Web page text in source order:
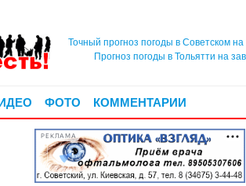
Точный прогноз погоды в Советском
Прогноз погоды в Тольятти на
ФОТО КОММЕНТАРИИ
РЕКЛАМА